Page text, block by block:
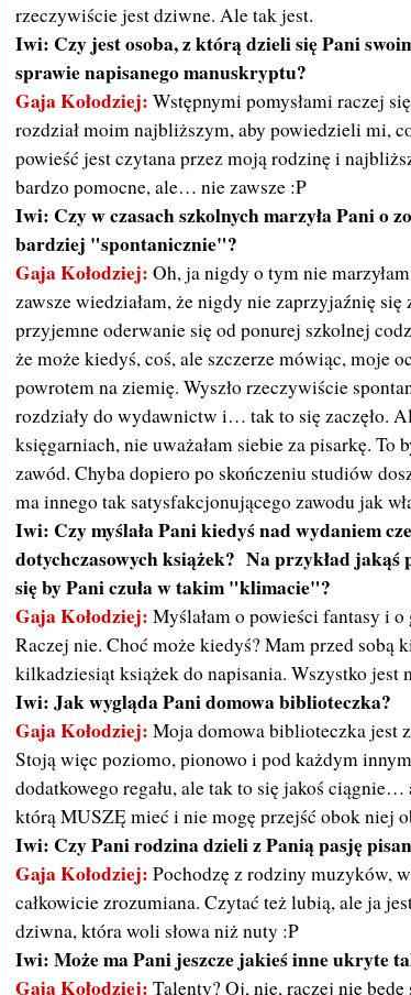
rzeczywiście jest dziwne. Ale tak jest.
Iwi: Czy jest osoba, z którą dzieli się Pani
sprawie napisanego manuskryptu?
Gaja Kołodziej: Wstępnymi pomysłami raczej
rozdział moim najbliższym, aby powiedzieli mi,
powieść jest czytana przez moją rodzinę i
bardzo pomocne, ale… nie zawsze :P
Iwi: Czy w czasach szkolnych marzyła Pani o
bardziej "spontanicznie"?
Gaja Kołodziej: Oh, ja nigdy o tym nie
zawsze wiedziałam, że nigdy nie zaprzyjaźnię się
przyjemne oderwanie się od ponurej szkolnej
że może kiedyś, coś, ale szczerze mówiąc, moje
powrotem na ziemię. Wyszło rzeczywiście
rozdziały do wydawnictw i… tak to się zaczęło.
księgarniach, nie uważałam siebie za pisarkę. To
zawód. Chyba dopiero po skończeniu studiów
ma innego tak satysfakcjonującego zawodu jak
Iwi: Czy myślała Pani kiedyś nad wydaniem
dotychczasowych książek? Na przykład
się by Pani czuła w takim "klimacie"?
Gaja Kołodziej: Myślałam o powieści fantasy i
Raczej nie. Choć może kiedyś? Mam przed
kilkadziesiąt książek do napisania. Wszystko jest
Iwi: Jak wygląda Pani domowa biblioteczka?
Gaja Kołodziej: Moja domowa biblioteczka jest
Stoją więc poziomo, pionowo i pod każdym
dodatkowego regału, ale tak to się jakoś
którą MUSZĘ mieć i nie mogę przejść obok niej
Iwi: Czy Pani rodzina dzieli z Panią pasję
Gaja Kołodziej: Pochodzę z rodziny muzyków,
całkowicie zrozumiana. Czytać też lubią, ale ja
dziwna, która woli słowa niż nuty :P
Iwi: Może ma Pani jeszcze jakieś inne ukryte
Gaja Kołodziej: Talenty? Oj, nie, raczej nie